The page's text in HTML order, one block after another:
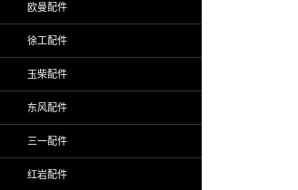
欧曼配件
徐工配件
玉柴配件
东风配件
三一配件
红岩配件